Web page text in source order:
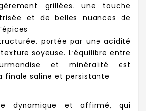
grillées, une touche
et de belles nuances de
portée par une acidité
soyeuse. L’équilibre entre
et minéralité est
finale saline et persistante
dynamique et affirmé, qui